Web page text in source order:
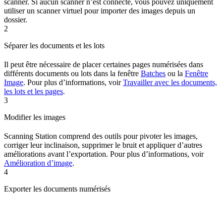
scanner. Si aucun scanner n’est connecté, vous pouvez uniquement
utiliser un scanner virtuel pour importer des images depuis un
dossier.
2
Séparer les documents et les lots
Il peut être nécessaire de placer certaines pages numérisées dans
différents documents ou lots dans la fenêtre Batches ou la Fenêtre
Image. Pour plus d’informations, voirTravailler avec les documents,
les lots et les pages.
3
Modifier les images
Scanning Station comprend des outils pour pivoter les images,
corriger leur inclinaison, supprimer le bruit et appliquer d’autres
améliorations avant l’exportation. Pour plus d’informations, voir
Amélioration d’image.
4
Exporter les documents numérisés